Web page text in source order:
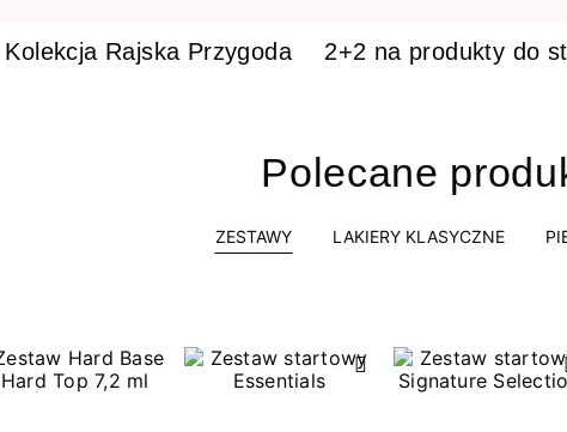
Rajska Przygoda 2+2 na produkty do
Polecane
ZESTAWY LAKIERY KLASYCZNE